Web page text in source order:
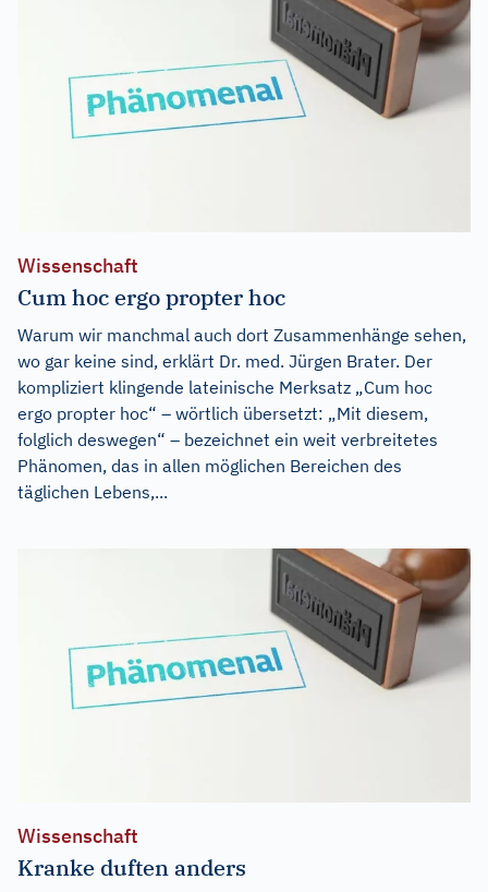
Wissenschaft
Cum hoc ergo propter hoc
Warum wir manchmal auch dort Zusammenhänge sehen,
wo gar keine sind, erklärt Dr. med. Jürgen Brater. Der
kompliziert klingende lateinische Merksatz „Cum hoc
ergo propter hoc“ – wörtlich übersetzt: „Mit diesem,
folglich deswegen“ – bezeichnet ein weit verbreitetes
Phänomen, das in allen möglichen Bereichen des
täglichen Lebens,...
Wissenschaft
Kranke duften anders